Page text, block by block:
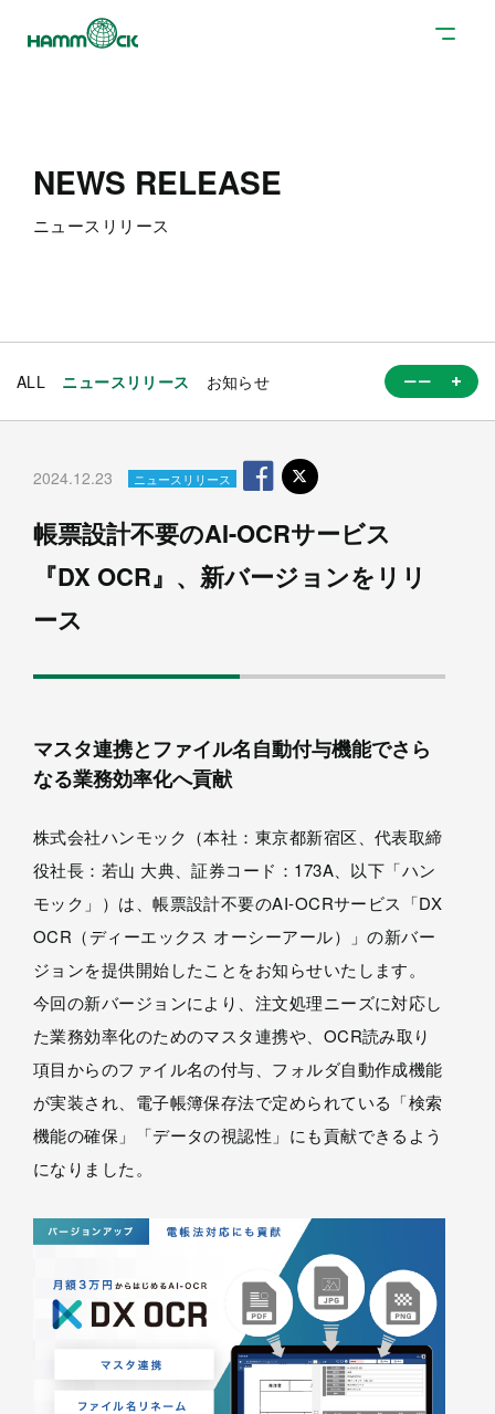
NEWS RELEASE
ニュースリリース
2024.12.23 ニュースリリース
帳票設計不要のAI-OCRサービス
『DX OCR』、新バージョンをリリ
ース
マスタ連携とファイル名自動付与機能でさら
なる業務効率化へ貢献
株式会社ハンモック（本社：東京都新宿区、代表取締
役社長：若山 大典、証券コード：173A、以下「ハン
モック」）は、帳票設計不要のAI-OCRサービス「DX
OCR（ディーエックス オーシーアール）」の新バー
ジョンを提供開始したことをお知らせいたします。
今回の新バージョンにより、注文処理ニーズに対応し
た業務効率化のためのマスタ連携や、OCR読み取り
項目からのファイル名の付与、フォルダ自動作成機能
が実装され、電子帳簿保存法で定められている「検索
機能の確保」「データの視認性」にも貢献できるよう
になりました。
ALL ニュースリリース お知らせ